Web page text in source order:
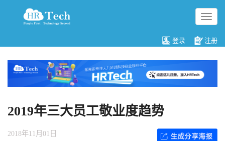
切
换
航
登录 注册
2019年三大员工敬业度趋势
2018年11月01日